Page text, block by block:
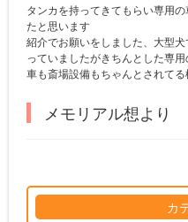
タンカを持ってきてもらい専用
たと思います
紹介でお願いをしました、大型
っていましたがきちんとした専
車も斎場設備もちゃんとされてる
メモリアル想より
カ